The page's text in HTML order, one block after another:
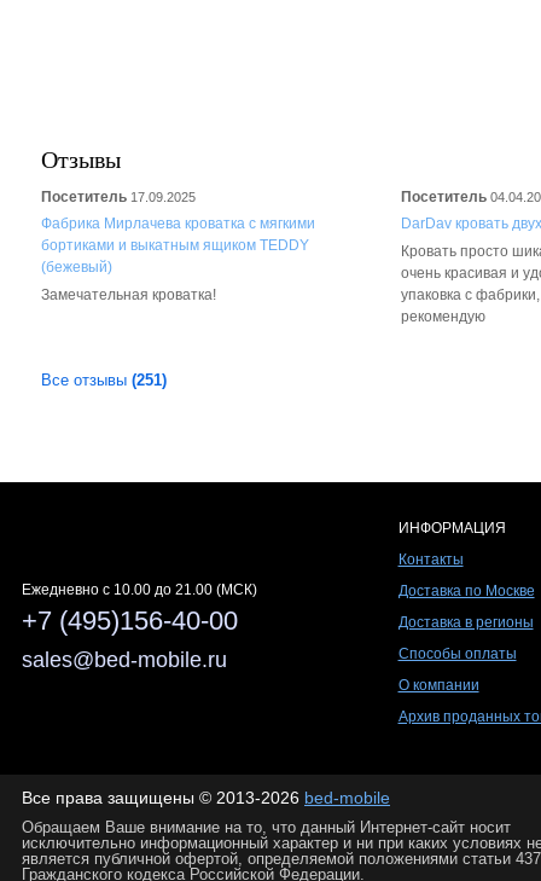
Отзывы
Посетитель 17.09.2025
Фабрика Мирлачева кроватка с мягкими
бортиками и выкатным ящиком TEDDY
(бежевый)
Замечательная кроватка!
Посетитель
DarDav кровать
Кровать просто
очень красивая и
упаковка с
рекомендую
Все отзывы (251)
Ежедневно c 10.00 до 21.00 (МСК)
+7 (495)156-40-00
sales@bed-mobile.ru
ИНФОРМАЦИЯ
Контакты
Доставка по Москве
Доставка в регионы
Способы оплаты
О компании
Архив проданных
Все права защищены © 2013-2026 bed-mobile
Обращаем Ваше внимание на то, что данный Интернет-сайт носит
исключительно информационный характер и ни при каких условиях
является публичной офертой, определяемой положениями статьи 437
Гражданского кодекса Российской Федерации.